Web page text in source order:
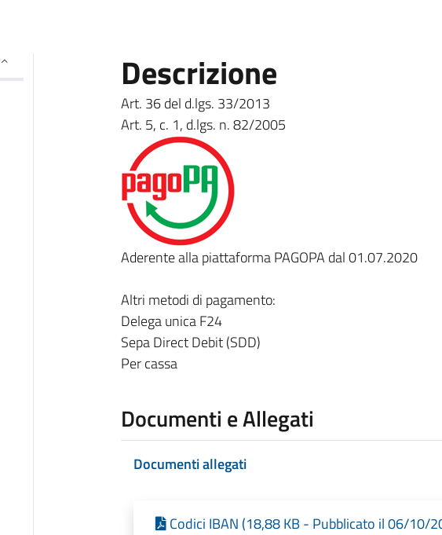
Descrizione
Art. 36 del d.lgs. 33/2013
Art. 5, c. 1, d.lgs. n. 82/2005
Aderente alla piattaforma PAGOPA dal 01.07.2020
Altri metodi di pagamento:
Delega unica F24
Sepa Direct Debit (SDD)
Per cassa
Documenti e Allegati
Documenti allegati
Codici IBAN (18,88 KB - Pubblicato il 06/10/